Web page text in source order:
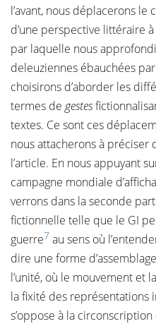
l’avant, nous déplacerons le
d’une perspective littéraire
par laquelle nous
deleuziennes ébauchées
choisirons d’aborder les
termes de gestes
textes. Ce sont ces
nous attacherons à
l’article. En nous appuyant
campagne mondiale
verrons dans la seconde
fictionnelle telle que le GI
guerre7 au sens où
dire une forme
l’unité, où le mouvement et
la fixité des représentations
s’oppose à la